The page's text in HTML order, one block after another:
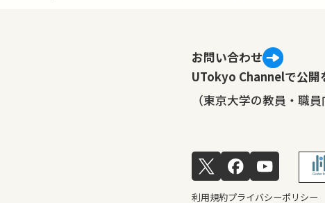
お問い合わせ
UTokyo Channelで公開
（東京大学の教員・職員
利用規約プライバシーポリシー